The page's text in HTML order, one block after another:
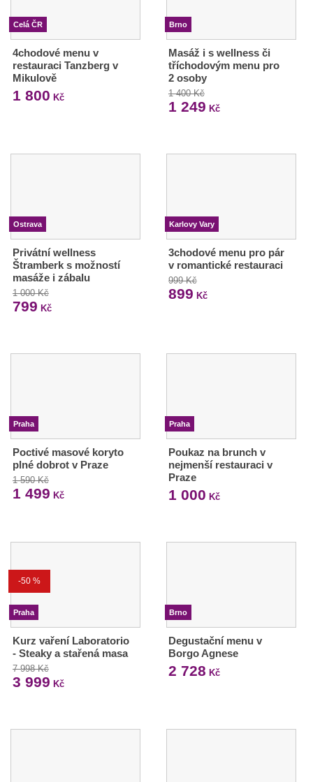
Celá ČR
4chodové menu v
restauraci Tanzberg v
Mikulově
1 800 Kč
Brno
Masáž i s wellness či
tříchodovým menu pro
2 osoby
1 400 Kč
1 249 Kč
Ostrava
Privátní wellness
Štramberk s možností
masáže i zábalu
1 000 Kč
799 Kč
Karlovy Vary
3chodové menu pro pár
v romantické restauraci
999 Kč
899 Kč
Praha
Poctivé masové koryto
plné dobrot v Praze
1 590 Kč
1 499 Kč
Praha
Poukaz na brunch v
nejmenší restauraci v
Praze
1 000 Kč
-50 %
Praha
Kurz vaření Laboratorio
- Steaky a stařená masa
7 998 Kč
3 999 Kč
Brno
Degustační menu v
Borgo Agnese
2 728 Kč